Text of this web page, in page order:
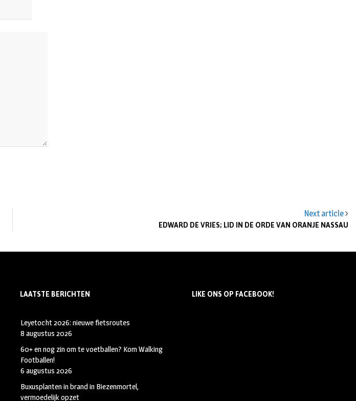
Next article
EDWARD DE VRIES; LID IN DE ORDE VAN ORANJE NASSAU
LAATSTE BERICHTEN
Leyetocht 2026: nieuwe fietsroutes
8 augustus 2026
60+ en nog zin om te voetballen? Kom Walking
Footballen!
6 augustus 2026
Buxusplanten in brand in Biezenmortel,
vermoedelijk opzet
LIKE ONS OP FACEBOOK!